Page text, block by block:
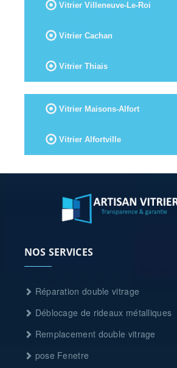
Vitrier Villeneuve-Le-Roi
Vitrier Cachan
Vitrier Thiais
Vitrier Maisons-Alfort
Vitrier Alfortville
NOS SERVICES
Réparation double vitrage
Déblocage de rideaux métalliques
Remplacement double vitrage
pose Fenetre